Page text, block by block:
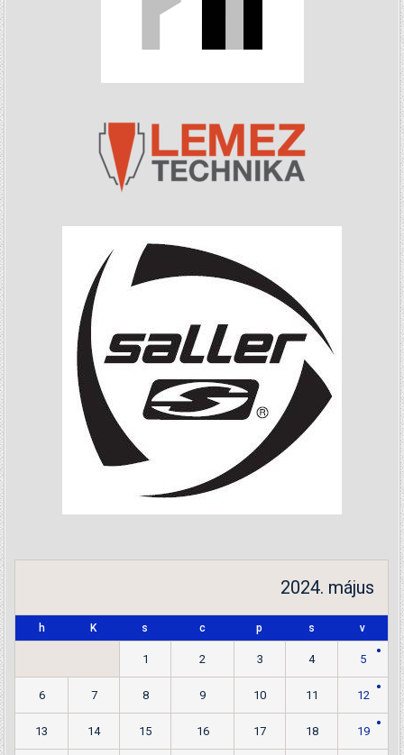
2024. május
h K s c p s v
1 2 3 4 5
6 7 8 9 10 11 12
13 14 15 16 17 18 19